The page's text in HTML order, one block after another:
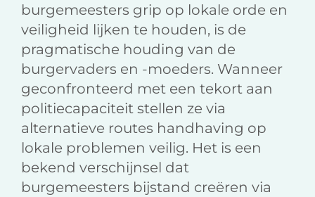
burgemeesters grip op lokale orde en
veiligheid lijken te houden, is de
pragmatische houding van de
burgervaders en -moeders. Wanneer
geconfronteerd met een tekort aan
politiecapaciteit stellen ze via
alternatieve routes handhaving op
lokale problemen veilig. Het is een
bekend verschijnsel dat
burgemeesters bijstand creëren via